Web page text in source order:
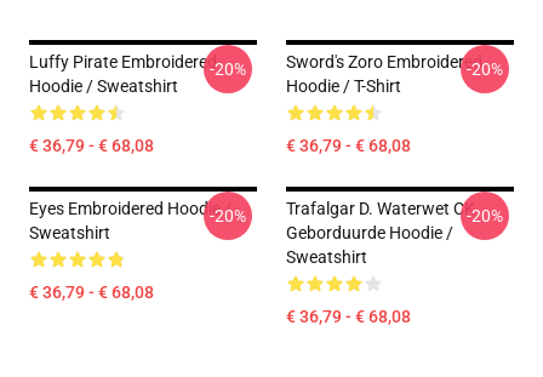
Luffy Pirate Embroidered
Hoodie / Sweatshirt
€ 36,79 - € 68,08
-20%
Sword's Zoro Embroidered
Hoodie / T-Shirt
€ 36,79 - € 68,08
-20%
Eyes Embroidered Hoodie /
Sweatshirt
€ 36,79 - € 68,08
-20%
Trafalgar D. Waterwet CK
Geborduurde Hoodie /
Sweatshirt
€ 36,79 - € 68,08
-20%